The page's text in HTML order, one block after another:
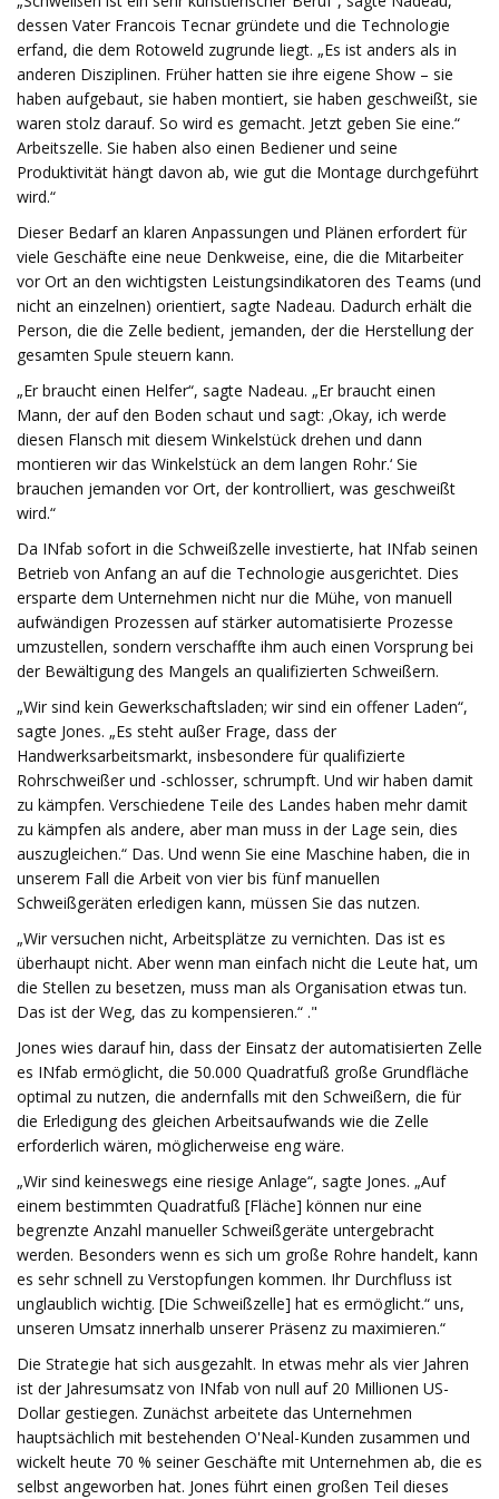
dessen Vater Francois Tecnar gründete und die Technologie
erfand, die dem Rotoweld zugrunde liegt. „Es ist anders als in
anderen Disziplinen. Früher hatten sie ihre eigene Show – sie
haben aufgebaut, sie haben montiert, sie haben geschweißt, sie
waren stolz darauf. So wird es gemacht. Jetzt geben Sie eine.“
Arbeitszelle. Sie haben also einen Bediener und seine
Produktivität hängt davon ab, wie gut die Montage durchgeführt
wird.“
Dieser Bedarf an klaren Anpassungen und Plänen erfordert für
viele Geschäfte eine neue Denkweise, eine, die die Mitarbeiter
vor Ort an den wichtigsten Leistungsindikatoren des Teams (und
nicht an einzelnen) orientiert, sagte Nadeau. Dadurch erhält die
Person, die die Zelle bedient, jemanden, der die Herstellung der
gesamten Spule steuern kann.
„Er braucht einen Helfer“, sagte Nadeau. „Er braucht einen
Mann, der auf den Boden schaut und sagt: ‚Okay, ich werde
diesen Flansch mit diesem Winkelstück drehen und dann
montieren wir das Winkelstück an dem langen Rohr.‘ Sie
brauchen jemanden vor Ort, der kontrolliert, was geschweißt
wird.“
Da INfab sofort in die Schweißzelle investierte, hat INfab seinen
Betrieb von Anfang an auf die Technologie ausgerichtet. Dies
ersparte dem Unternehmen nicht nur die Mühe, von manuell
aufwändigen Prozessen auf stärker automatisierte Prozesse
umzustellen, sondern verschaffte ihm auch einen Vorsprung bei
der Bewältigung des Mangels an qualifizierten Schweißern.
„Wir sind kein Gewerkschaftsladen; wir sind ein offener Laden“,
sagte Jones. „Es steht außer Frage, dass der
Handwerksarbeitsmarkt, insbesondere für qualifizierte
Rohrschweißer und -schlosser, schrumpft. Und wir haben damit
zu kämpfen. Verschiedene Teile des Landes haben mehr damit
zu kämpfen als andere, aber man muss in der Lage sein, dies
auszugleichen.“ Das. Und wenn Sie eine Maschine haben, die in
unserem Fall die Arbeit von vier bis fünf manuellen
Schweißgeräten erledigen kann, müssen Sie das nutzen.
„Wir versuchen nicht, Arbeitsplätze zu vernichten. Das ist es
überhaupt nicht. Aber wenn man einfach nicht die Leute hat, um
die Stellen zu besetzen, muss man als Organisation etwas tun.
Das ist der Weg, das zu kompensieren.“ ."
Jones wies darauf hin, dass der Einsatz der automatisierten Zelle
es INfab ermöglicht, die 50.000 Quadratfuß große Grundfläche
optimal zu nutzen, die andernfalls mit den Schweißern, die für
die Erledigung des gleichen Arbeitsaufwands wie die Zelle
erforderlich wären, möglicherweise eng wäre.
„Wir sind keineswegs eine riesige Anlage“, sagte Jones. „Auf
einem bestimmten Quadratfuß [Fläche] können nur eine
begrenzte Anzahl manueller Schweißgeräte untergebracht
werden. Besonders wenn es sich um große Rohre handelt, kann
es sehr schnell zu Verstopfungen kommen. Ihr Durchfluss ist
unglaublich wichtig. [Die Schweißzelle] hat es ermöglicht.“ uns,
unseren Umsatz innerhalb unserer Präsenz zu maximieren.“
Die Strategie hat sich ausgezahlt. In etwas mehr als vier Jahren
ist der Jahresumsatz von INfab von null auf 20 Millionen US-
Dollar gestiegen. Zunächst arbeitete das Unternehmen
hauptsächlich mit bestehenden O'Neal-Kunden zusammen und
wickelt heute 70 % seiner Geschäfte mit Unternehmen ab, die es
selbst angeworben hat. Jones führt einen großen Teil dieses